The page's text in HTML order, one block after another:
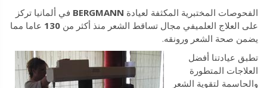
الفحوصات المختبرية المكثفة لعيادة BERGMANN في ألمانيا تركز
على العلاج العلميفي مجال تساقط الشعر منذ أكثر من 130 عاما مما
يضمن صحة الشعر ورونقه.
تطبق عيادتنا أفضل
العلاجات المتطورة
والحاسمة لتقوية الشعر